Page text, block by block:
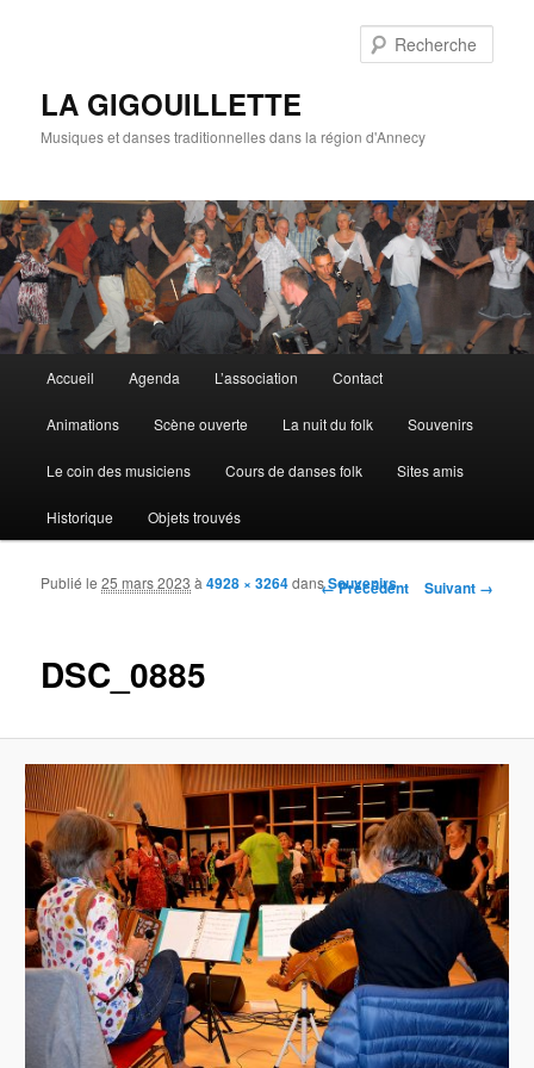
LA GIGOUILLETTE
Musiques et danses traditionnelles dans la région d'Annecy
Aller au contenu principal
Aller au contenu secondaire
Accueil Agenda L’association Contact
Animations Scène ouverte La nuit du folk Souvenirs
Le coin des musiciens Cours de danses folk Sites amis
Historique Objets trouvés
Navigation des images
← Précédent Suivant →
DSC_0885
Publié le25 mars 2023 à4928 × 3264dansSouvenirs